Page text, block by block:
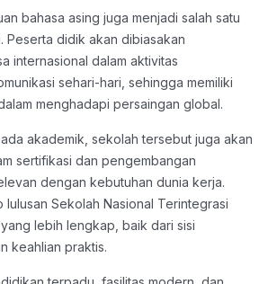
bahasa asing juga menjadi salah satu
Peserta didik akan dibiasakan
internasional dalam aktivitas
sehari-hari, sehingga memiliki
menghadapi persaingan global.
akademik, sekolah tersebut juga akan
sertifikasi dan pengembangan
dengan kebutuhan dunia kerja.
lulusan Sekolah Nasional Terintegrasi
lebih lengkap, baik dari sisi
keahlian praktis.